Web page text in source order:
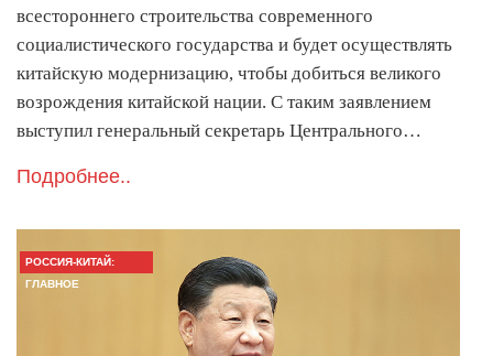
всестороннего строительства современного
социалистического государства и будет осуществлять
китайскую модернизацию, чтобы добиться великого
возрождения китайской нации. С таким заявлением
выступил генеральный секретарь Центрального…
Подробнее..
РОССИЯ-КИТАЙ:
ГЛАВНОЕ